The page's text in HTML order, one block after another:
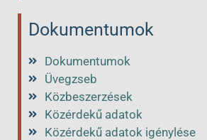
Dokumentumok
Dokumentumok
Üvegzseb
Közbeszerzések
Közérdekű adatok
Közérdekű adatok igénylése